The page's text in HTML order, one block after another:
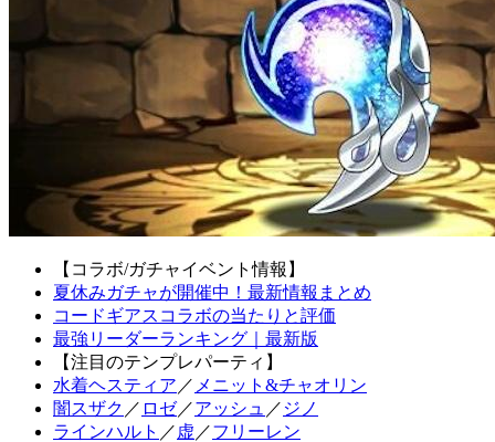
【コラボ/ガチャイベント情報】
夏休みガチャが開催中！最新情報まとめ
コードギアスコラボの当たりと評価
最強リーダーランキング｜最新版
【注目のテンプレパーティ】
水着ヘスティア ／ メニット&チャオリン
闇スザク ／ ロゼ／アッシュ ／ ジノ
ラインハルト ／ 虚 ／フリーレン